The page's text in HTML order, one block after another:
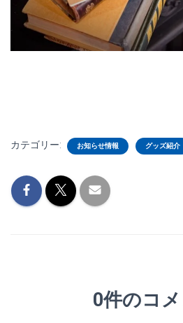
カテゴリー: お知らせ情報 グッズ紹介
0件のコ